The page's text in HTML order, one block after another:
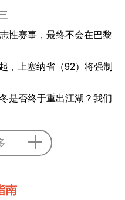
性赛事，最终不会在巴黎
，上塞纳省（92）将强制
是否终于重出江湖？我们
南